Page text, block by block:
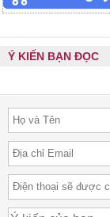
Ý KIẾN BẠN ĐỌC